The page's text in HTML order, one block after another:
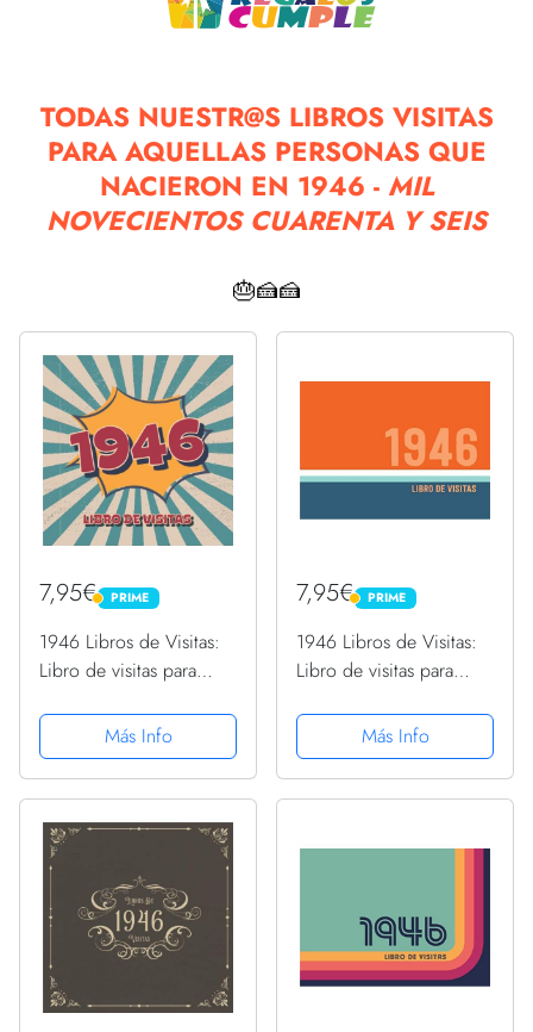
TODAS NUESTR@S LIBROS VISITAS
PARA AQUELLAS PERSONAS QUE
NACIERON EN 1946 - MIL
NOVECIENTOS CUARENTA Y SEIS
🎂🍰🍰
7,95€ PRIME
PRIME
1946 Libros de Visitas:
Libro de visitas para
de estilo retro para que
la familia y los amigos
inserten saludos y
Más Info
7,95€ PRIME
PRIME
1946 Libros de Visitas:
Libro de visitas para
de estilo retro para que
la familia y los amigos
inserten saludos y
Más Info